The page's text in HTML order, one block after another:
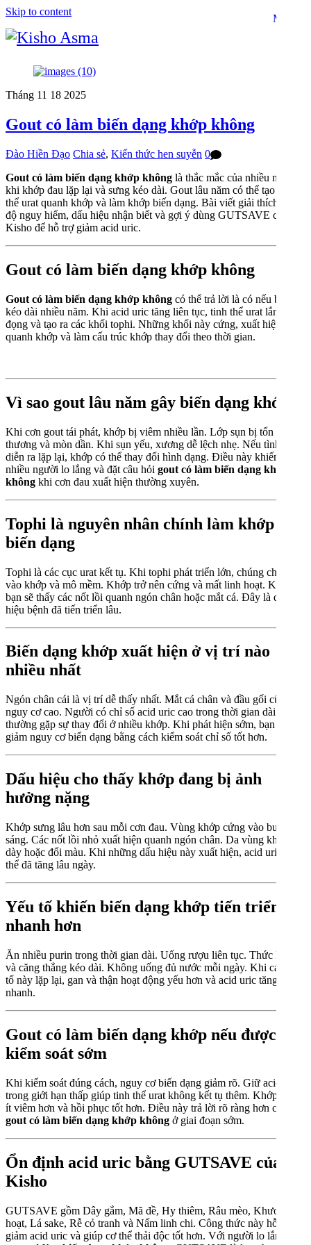
Skip to content
Menu
Tháng 11 18 2025
Gout có làm biến dạng khớp không
Đào Hiền Đạo Chia sẻ, Kiến thức hen suyễn 0
Gout có làm biến dạng khớp không là thắc mắc của nhiều người
khi khớp đau lặp lại và sưng kéo dài. Gout lâu năm có thể tạo ra tinh
thể urat quanh khớp và làm khớp biến dạng. Bài viết giải thích mức
độ nguy hiểm, dấu hiệu nhận biết và gợi ý dùng GUTSAVE của
Kisho để hỗ trợ giảm acid uric.
Gout có làm biến dạng khớp không
Gout có làm biến dạng khớp không có thể trả lời là có nếu bệnh
kéo dài nhiều năm. Khi acid uric tăng liên tục, tinh thể urat lắng
đọng và tạo ra các khối tophi. Những khối này cứng, xuất hiện
quanh khớp và làm cấu trúc khớp thay đổi theo thời gian.
Vì sao gout lâu năm gây biến dạng khớp
Khi cơn gout tái phát, khớp bị viêm nhiều lần. Lớp sụn bị tổn
thương và mòn dần. Khi sụn yếu, xương dễ lệch nhẹ. Nếu tình trạng
diễn ra lặp lại, khớp có thể thay đổi hình dạng. Điều này khiến
nhiều người lo lắng và đặt câu hỏi gout có làm biến dạng khớp
không khi cơn đau xuất hiện thường xuyên.
Tophi là nguyên nhân chính làm khớp
biến dạng
Tophi là các cục urat kết tụ. Khi tophi phát triển lớn, chúng chèn ép
vào khớp và mô mềm. Khớp trở nên cứng và mất linh hoạt. Khi sờ,
bạn sẽ thấy các nốt lồi quanh ngón chân hoặc mắt cá. Đây là dấu
hiệu bệnh đã tiến triển lâu.
Biến dạng khớp xuất hiện ở vị trí nào
nhiều nhất
Ngón chân cái là vị trí dễ thấy nhất. Mắt cá chân và đầu gối cũng có
nguy cơ cao. Người có chỉ số acid uric cao trong thời gian dài
thường gặp sự thay đổi ở nhiều khớp. Khi phát hiện sớm, bạn có thể
giảm nguy cơ biến dạng bằng cách kiểm soát chỉ số tốt hơn.
Dấu hiệu cho thấy khớp đang bị ảnh
hưởng nặng
Khớp sưng lâu hơn sau mỗi cơn đau. Vùng khớp cứng vào buổi
sáng. Các nốt lồi nhỏ xuất hiện quanh ngón chân. Da vùng khớp hơi
dày hoặc đổi màu. Khi những dấu hiệu này xuất hiện, acid uric có
thể đã tăng lâu ngày.
Yếu tố khiến biến dạng khớp tiến triển
nhanh hơn
Ăn nhiều purin trong thời gian dài. Uống rượu liên tục. Thức khuya
và căng thẳng kéo dài. Không uống đủ nước mỗi ngày. Khi các yếu
tố này lặp lại, gan và thận hoạt động yếu hơn và acid uric tăng
nhanh.
Gout có làm biến dạng khớp nếu được
kiểm soát sớm
Khi kiểm soát đúng cách, nguy cơ biến dạng giảm rõ. Giữ acid uric
trong giới hạn thấp giúp tinh thể urat không kết tụ thêm. Khớp cũng
ít viêm hơn và hồi phục tốt hơn. Điều này trả lời rõ ràng hơn câu hỏi
gout có làm biến dạng khớp không ở giai đoạn sớm.
Ổn định acid uric bằng GUTSAVE của
Kisho
GUTSAVE gồm Dây gắm, Mã đề, Hy thiêm, Râu mèo, Khương
hoạt, Lá sake, Rễ cỏ tranh và Nấm linh chi. Công thức này hỗ trợ
giảm acid uric và giúp cơ thể thải độc tốt hơn. Với người lo lắng